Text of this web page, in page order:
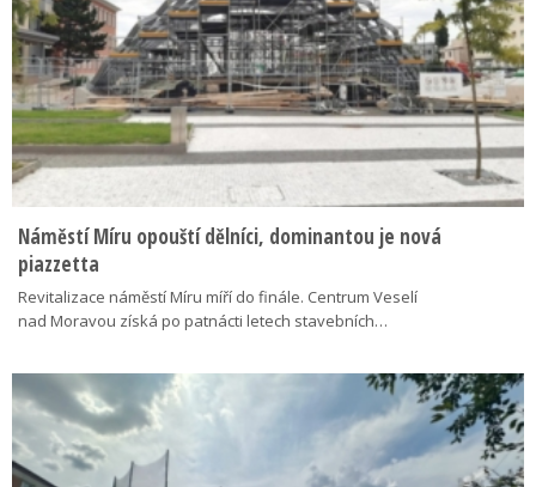
Náměstí Míru opouští dělníci, dominantou je nová
piazzetta
Revitalizace náměstí Míru míří do finále. Centrum Veselí
nad Moravou získá po patnácti letech stavebních…